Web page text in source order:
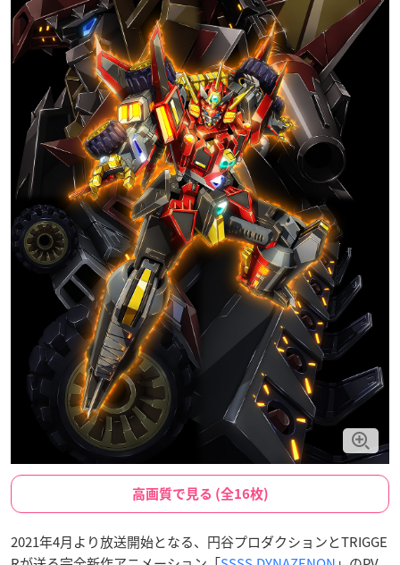
高画質で見る (全16枚)
2021年4月より放送開始となる、円谷プロダクションとTRIGGE